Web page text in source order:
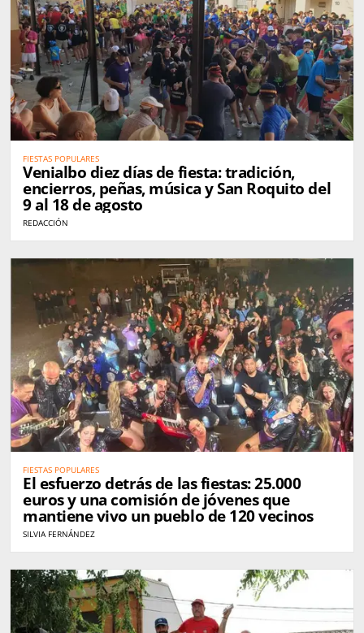
FIESTAS POPULARES
Venialbo diez días de fiesta: tradición,
encierros, peñas, música y San Roquito del
9 al 18 de agosto
REDACCIÓN
FIESTAS POPULARES
El esfuerzo detrás de las fiestas: 25.000
euros y una comisión de jóvenes que
mantiene vivo un pueblo de 120 vecinos
SILVIA FERNÁNDEZ